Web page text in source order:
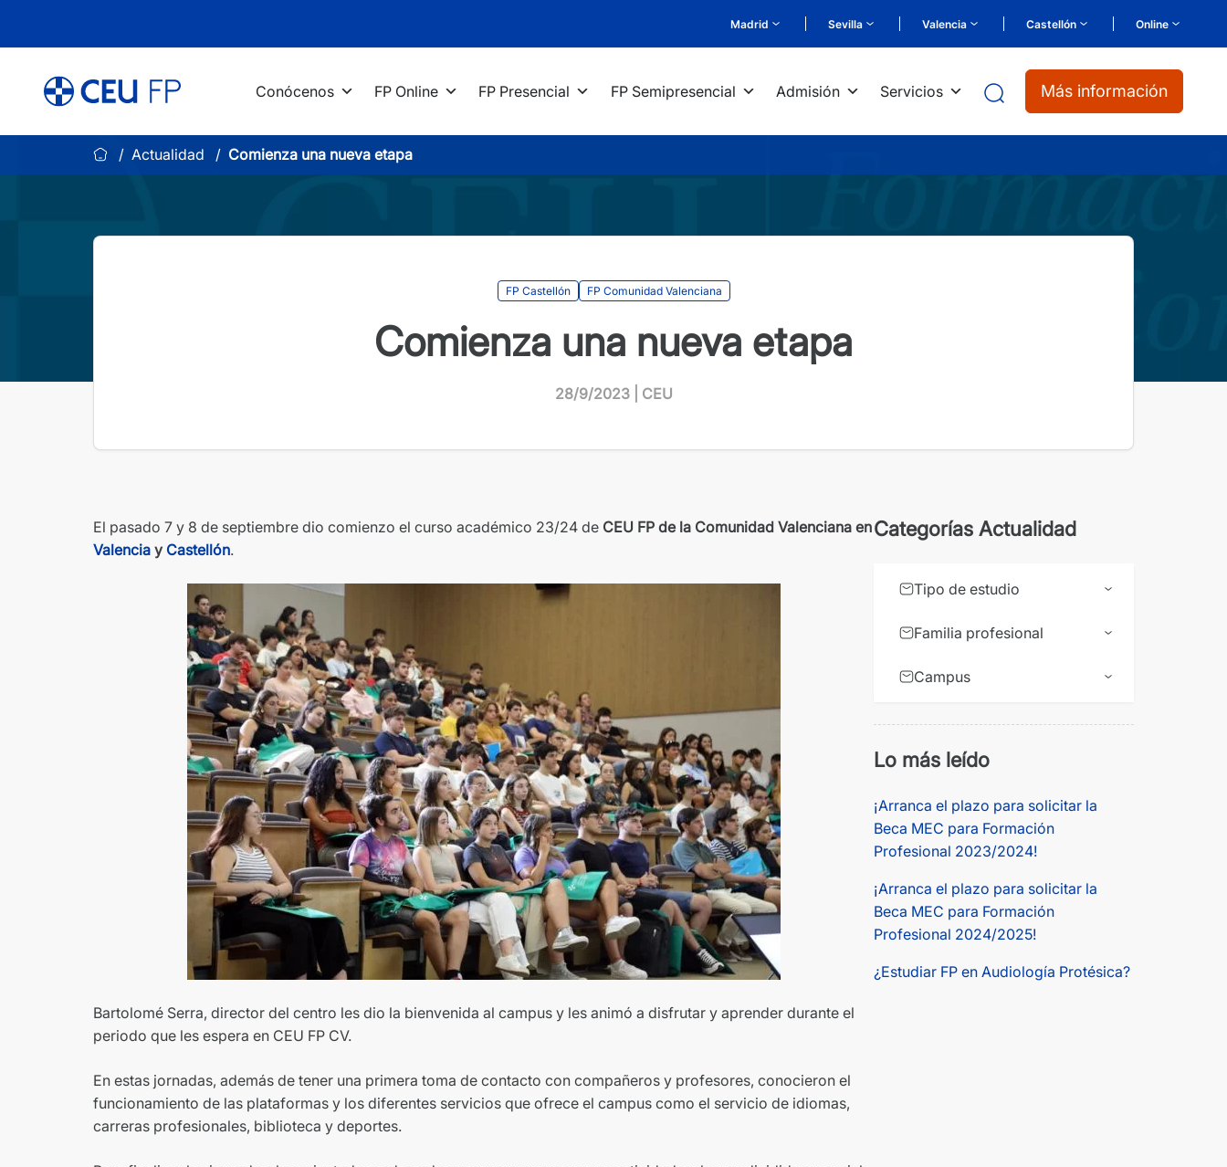
Madrid Sevilla Valencia Castellón Online
Conócenos FP Online FP Presencial FP Semipresencial Admisión Servicios Más información
Actualidad Comienza una nueva etapa
FP Castellón FP Comunidad Valenciana
Comienza una nueva etapa
28/9/2023 | CEU
El pasado 7 y 8 de septiembre dio comienzo el curso académico 23/24 de CEU FP de la Comunidad Valenciana en
Valencia y Castellón.
Bartolomé Serra, director del centro les dio la bienvenida al campus y les animó a disfrutar y aprender durante el
periodo que les espera en CEU FP CV.
En estas jornadas, además de tener una primera toma de contacto con compañeros y profesores, conocieron el
funcionamiento de las plataformas y los diferentes servicios que ofrece el campus como el servicio de idiomas,
carreras profesionales, biblioteca y deportes.
Categorías Actualidad
Tipo de estudio
Familia profesional
Campus
Lo más leído
¡Arranca el plazo para solicitar la
Beca MEC para Formación
Profesional 2023/2024!
¡Arranca el plazo para solicitar la
Beca MEC para Formación
Profesional 2024/2025!
¿Estudiar FP en Audiología Protésica?